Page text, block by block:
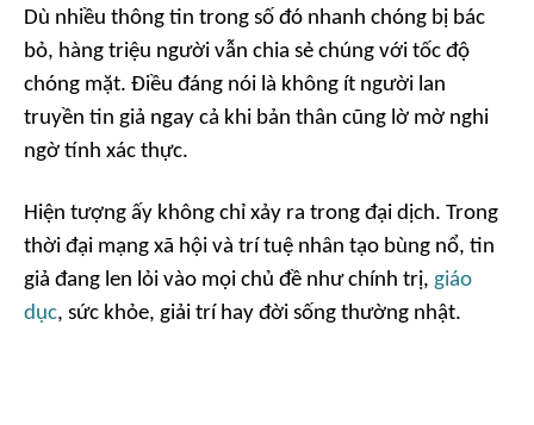
Dù nhiều thông tin trong số đó nhanh chóng bị bác
bỏ, hàng triệu người vẫn chia sẻ chúng với tốc độ
chóng mặt. Điều đáng nói là không ít người lan
truyền tin giả ngay cả khi bản thân cũng lờ mờ nghi
ngờ tính xác thực.
Hiện tượng ấy không chỉ xảy ra trong đại dịch. Trong
thời đại mạng xã hội và trí tuệ nhân tạo bùng nổ, tin
giả đang len lỏi vào mọi chủ đề như chính trị, giáo
dục, sức khỏe, giải trí hay đời sống thường nhật.